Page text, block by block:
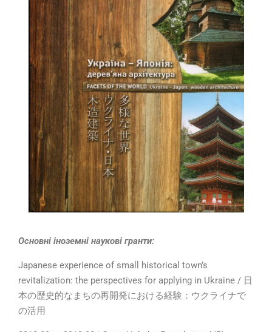
Основні іноземні наукові гранти:
Japanese experience of small historical town’s
revitalization: the perspectives for applying in Ukraine / 日
本の歴史的なまちの再開発における経験：ウクライナで
の活用